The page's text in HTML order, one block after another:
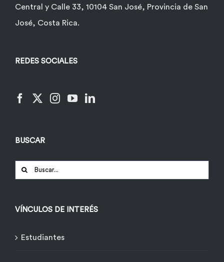
Central y Calle 33, 10104 San José, Provincia de San
José, Costa Rica.
REDES SOCIALES
BUSCAR
Buscar:
VÍNCULOS DE INTERÉS
Estudiantes